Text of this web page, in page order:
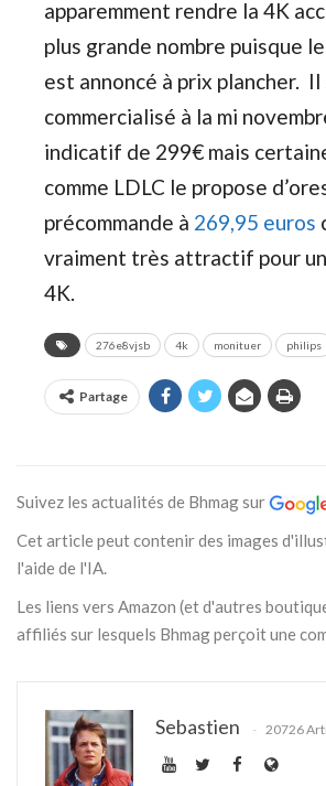
apparemment rendre la 4K
plus grande nombre puisque
est annoncé à prix plancher.
commercialisé à la mi
indicatif de 299€ mais
comme LDLC le propose
précommande à 269,95 euros
vraiment très attractif pour un
4K.
276e8vjsb 4k monituer philips
Partage
Suivez les actualités de Bhmag sur
Cet article peut contenir des images
l'aide de l'IA.
Les liens vers Amazon (et d'autres
affiliés sur lesquels Bhmag perçoit une
Sebastien 20726